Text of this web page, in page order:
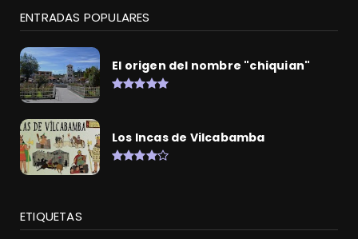
ENTRADAS POPULARES
El origen del nombre "chiquian"
Los Incas de Vilcabamba
ETIQUETAS